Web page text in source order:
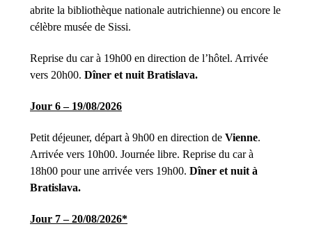
abrite la bibliothèque nationale autrichienne) ou encore le
célèbre musée de Sissi.
Reprise du car à 19h00 en direction de l’hôtel. Arrivée
vers 20h00. Dîner et nuit Bratislava.
Jour 6 – 19/08/2026
Petit déjeuner, départ à 9h00 en direction de Vienne.
Arrivée vers 10h00. Journée libre. Reprise du car à
18h00 pour une arrivée vers 19h00. Dîner et nuit à
Bratislava.
Jour 7 – 20/08/2026*